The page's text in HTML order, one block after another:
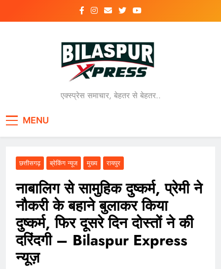
एक्स्प्रेस समाचार, बेहतर से बेहतर..
MENU
छत्तीसगढ़ ब्रेकिंग न्यूज मुख्य रायपुर
नाबालिग से सामुहिक दुष्कर्म, प्रेमी ने
नौकरी के बहाने बुलाकर किया
दुष्कर्म, फिर दूसरे दिन दोस्तों ने की
दरिंदगी – Bilaspur Express
न्यूज़